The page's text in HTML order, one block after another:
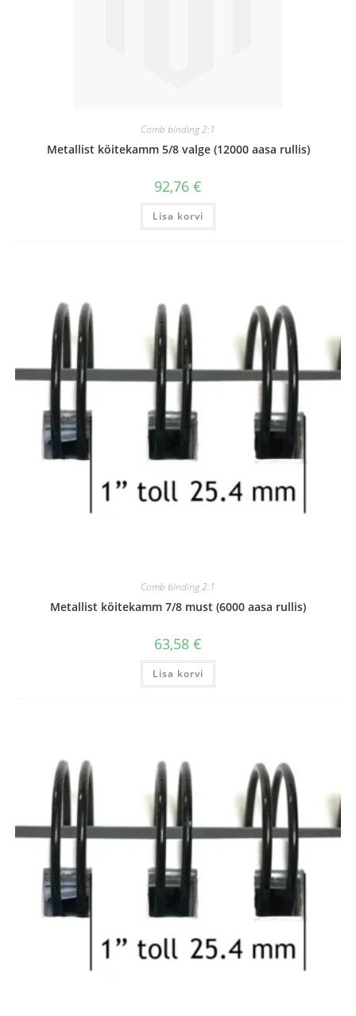
Comb binding 2:1
Metallist köitekamm 5/8 valge (12000 aasa rullis)
92,76 €
Lisa korvi
Comb binding 2:1
Metallist köitekamm 7/8 must (6000 aasa rullis)
63,58 €
Lisa korvi